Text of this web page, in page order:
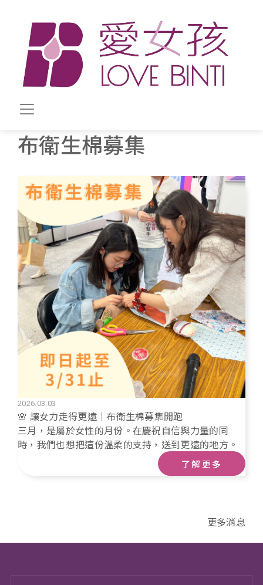
布衛生棉募集
2026.03.03
🌸 讓女力走得更遠｜布衛生棉募集開跑
三月，是屬於女性的月份。在慶祝自信與力量的同
時，我們也想把這份溫柔的支持，送到更遠的地方。
了解更多
更多消息